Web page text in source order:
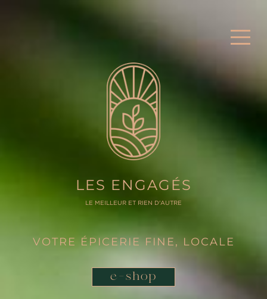
LES ENGAGÉS
LE MEILLEUR ET RIEN D'AUTRE
VOTRE ÉPICERIE FINE, LOCALE
e-shop